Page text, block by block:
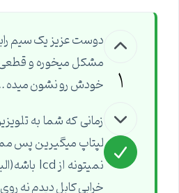
1
دوست عزیز یک سیم
مشکل میخوره و قطعی
خودش رو نشون میده
زمانی که شما به
خرابی کابل دیدم نه روی lcd)